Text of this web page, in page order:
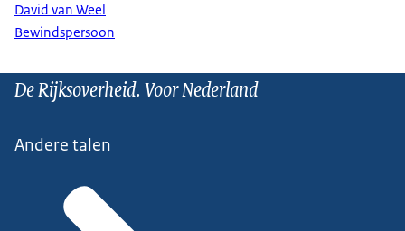
David van Weel
Bewindspersoon
De Rijksoverheid. Voor Nederland
Andere talen